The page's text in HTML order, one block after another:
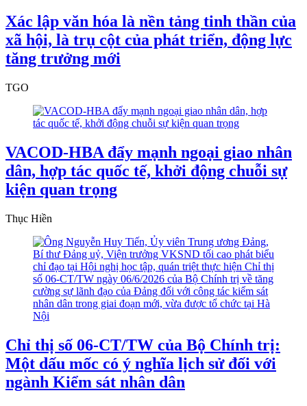
Xác lập văn hóa là nền tảng tinh thần của
xã hội, là trụ cột của phát triển, động lực
tăng trưởng mới
TGO
VACOD-HBA đẩy mạnh ngoại giao nhân
dân, hợp tác quốc tế, khởi động chuỗi sự
kiện quan trọng
Thục Hiền
Chỉ thị số 06-CT/TW của Bộ Chính trị:
Một dấu mốc có ý nghĩa lịch sử đối với
ngành Kiểm sát nhân dân